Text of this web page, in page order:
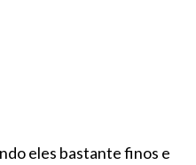
eles bastante finos e